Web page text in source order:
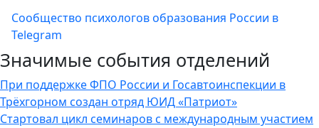
Сообщество психологов образования России в
Telegram
Значимые события отделений
При поддержке ФПО России и Госавтоинспекции в
Трёхгорном создан отряд ЮИД «Патриот»
Стартовал цикл семинаров с международным участием